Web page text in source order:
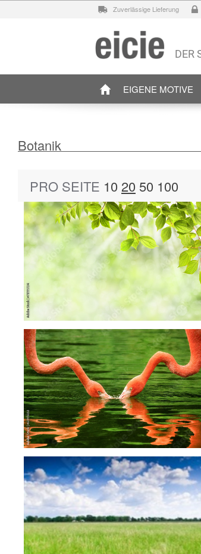
Zuverlässige Lieferung
DER
EIGENE MOTIVE
Botanik
PRO SEITE 10 20 50 100